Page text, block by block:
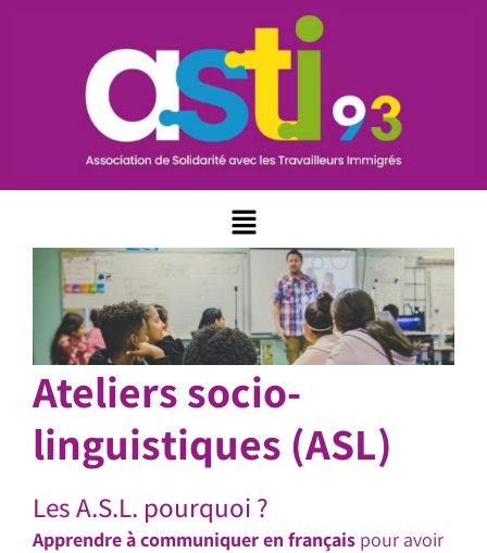
Ateliers socio-
linguistiques (ASL)
Les A.S.L. pourquoi ?
Apprendre à communiquer en français pour avoir